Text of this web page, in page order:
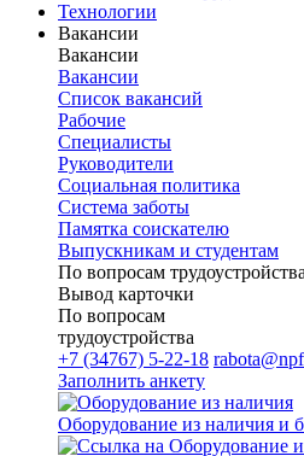
Технологии
Вакансии
Вакансии
Вакансии
Список вакансий
Рабочие
Специалисты
Руководители
Cоциальная политика
Система заботы
Памятка соискателю
Выпускникам и студентам
По вопросам трудоустройства
Вывод карточки
По вопросам
трудоустройства
+7 (34767) 5-22-18
Заполнить анкету
Оборудование из наличия и